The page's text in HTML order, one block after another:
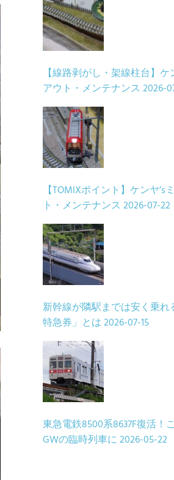
【線路剥がし・架線柱台】ケ
アウト・メンテナンス 2026-
【TOMIXポイント】ケンヤ’s
ト・メンテナンス 2026-07-22
新幹線が隣駅までは安く乗れ
特急券」とは2026-07-15
東急電鉄8500系8637F復活！
GWの臨時列車に2026-05-22